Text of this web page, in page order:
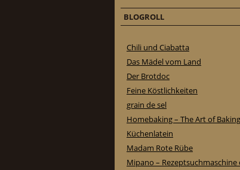
BLOGROLL
Chili und Ciabatta
Das Mädel vom Land
Der Brotdoc
Feine Köstlichkeiten
grain de sel
Homebaking – The Art of Baking
Küchenlatein
Madam Rote Rübe
Mipano – Rezeptsuchmaschine